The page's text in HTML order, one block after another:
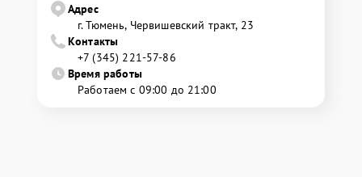
Адрес
г. Тюмень, ​Червишевский тракт, 23
Контакты
+7 (345) 221-57-86
Время работы
Работаем с 09:00 до 21:00